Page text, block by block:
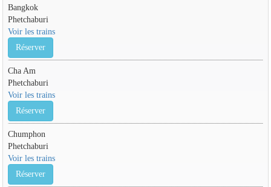
Bangkok
Phetchaburi
Voir les trains
Réserver
Cha Am
Phetchaburi
Voir les trains
Réserver
Chumphon
Phetchaburi
Voir les trains
Réserver